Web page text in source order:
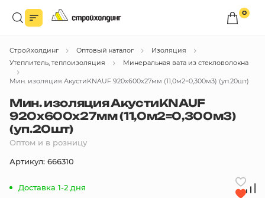
0
Войдите в личный кабинет
Вы сможете оформлять заказыпо оптовым ценам.
Войти
Каталог товаров
Быстрый заказ по списку
бренды
Стройхолдинг Оптовый каталог
Изоляция
Утеплитель, теплоизоляция
Минеральная вата из стекловолокна
Мин. изоляция АкустиKNAUF 920х600х27мм (11,0м2=0,300м3) (уп.20шт)
Мин. изоляция АкустиKNAUF
920х600х27мм (11,0м2=0,300м3)
(уп.20шт)
Оптом и в розницу
Артикул: 666310
Доставка 1-2 дня